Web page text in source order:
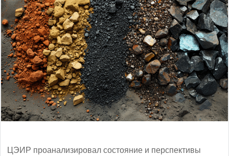
ЦЭИР проанализировал состояние и перспективы